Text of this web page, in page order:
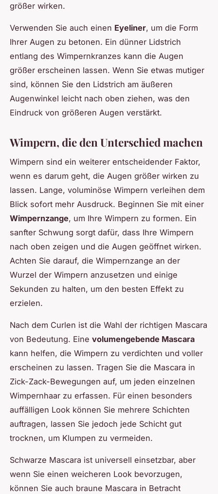
größer wirken.
Verwenden Sie auch einen Eyeliner, um die Form
Ihrer Augen zu betonen. Ein dünner Lidstrich
entlang des Wimpernkranzes kann die Augen
größer erscheinen lassen. Wenn Sie etwas mutiger
sind, können Sie den Lidstrich am äußeren
Augenwinkel leicht nach oben ziehen, was den
Eindruck von größeren Augen verstärkt.
Wimpern, die den Unterschied machen
Wimpern sind ein weiterer entscheidender Faktor,
wenn es darum geht, die Augen größer wirken zu
lassen. Lange, voluminöse Wimpern verleihen dem
Blick sofort mehr Ausdruck. Beginnen Sie mit einer
Wimpernzange, um Ihre Wimpern zu formen. Ein
sanfter Schwung sorgt dafür, dass Ihre Wimpern
nach oben zeigen und die Augen geöffnet wirken.
Achten Sie darauf, die Wimpernzange an der
Wurzel der Wimpern anzusetzen und einige
Sekunden zu halten, um den besten Effekt zu
erzielen.
Nach dem Curlen ist die Wahl der richtigen Mascara
von Bedeutung. Eine volumengebende Mascara
kann helfen, die Wimpern zu verdichten und voller
erscheinen zu lassen. Tragen Sie die Mascara in
Zick-Zack-Bewegungen auf, um jeden einzelnen
Wimpernhaar zu erfassen. Für einen besonders
auffälligen Look können Sie mehrere Schichten
auftragen, lassen Sie jedoch jede Schicht gut
trocknen, um Klumpen zu vermeiden.
Schwarze Mascara ist universell einsetzbar, aber
wenn Sie einen weicheren Look bevorzugen,
können Sie auch braune Mascara in Betracht